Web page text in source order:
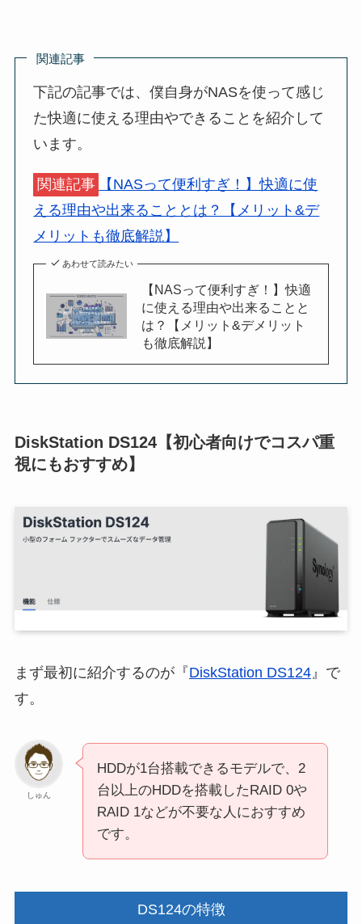
関連記事
下記の記事では、僕自身がNASを使って感じ
た快適に使える理由やできることを紹介して
います。
関連記事
【NASって便利すぎ！】快適に使
える理由や出来ることとは？【メリット&デ
メリットも徹底解説】
あわせて読みたい
【NASって便利すぎ！】快適
に使える理由や出来ることと
は？【メリット&デメリット
も徹底解説】
DiskStation DS124【初心者向けでコスパ重
視にもおすすめ】
まず最初に紹介するのが『DiskStation DS124』で
す。
しゅん
HDDが1台搭載できるモデルで、2
台以上のHDDを搭載したRAID 0や
RAID 1などが不要な人におすすめ
です。
DS124の特徴